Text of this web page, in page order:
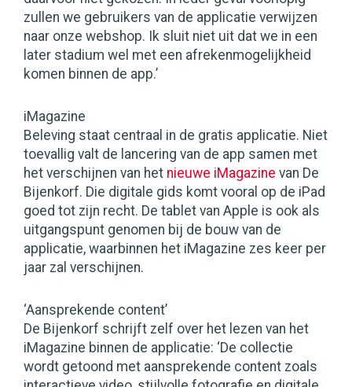
zullen we gebruikers van de applicatie verwijzen
naar onze webshop. Ik sluit niet uit dat we in een
later stadium wel met een afrekenmogelijkheid
komen binnen de app.’
iMagazine
Beleving staat centraal in de gratis applicatie. Niet
toevallig valt de lancering van de app samen met
het verschijnen van het nieuwe iMagazine van De
Bijenkorf. Die digitale gids komt vooral op de iPad
goed tot zijn recht. De tablet van Apple is ook als
uitgangspunt genomen bij de bouw van de
applicatie, waarbinnen het iMagazine zes keer per
jaar zal verschijnen.
‘Aansprekende content’
De Bijenkorf schrijft zelf over het lezen van het
iMagazine binnen de applicatie: ‘De collectie
wordt getoond met aansprekende content zoals